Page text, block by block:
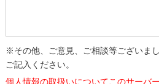
※その他、ご意見、ご相談等ございま
ご記入ください。
個人情報の取扱いについてこのサーバ